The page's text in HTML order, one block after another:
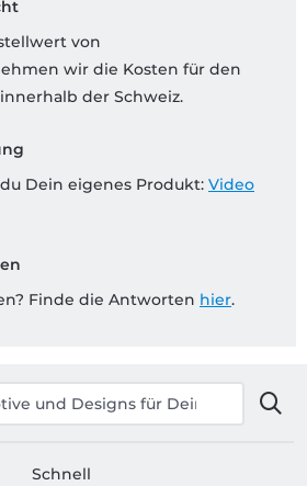
von
wir die Kosten für den
der Schweiz.
Dein eigenes Produkt: Video
Finde die Antworten hier.
Schnell